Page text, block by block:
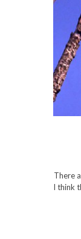
There
I think